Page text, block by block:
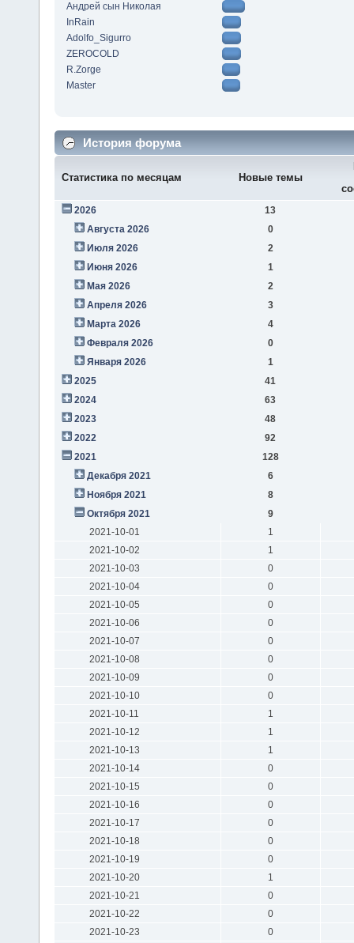
Андрей сын Николая
InRain
Adolfo_Sigurro
ZEROCOLD
R.Zorge
Master
История форума
Статистика по месяцам Новые темы
2026
13
Августа 2026
0
Июля 2026
2
Июня 2026
1
Мая 2026
2
Апреля 2026
3
Марта 2026
4
Февраля 2026
0
Января 2026
1
2025
41
2024
63
2023
48
2022
92
2021
128
Декабря 2021
6
Ноября 2021
8
Октября 2021
9
2021-10-01
1
2021-10-02
1
2021-10-03
0
2021-10-04
0
2021-10-05
0
2021-10-06
0
2021-10-07
0
2021-10-08
0
2021-10-09
0
2021-10-10
0
2021-10-11
1
2021-10-12
1
2021-10-13
1
2021-10-14
0
2021-10-15
0
2021-10-16
0
2021-10-17
0
2021-10-18
0
2021-10-19
0
2021-10-20
1
2021-10-21
0
2021-10-22
0
2021-10-23
0